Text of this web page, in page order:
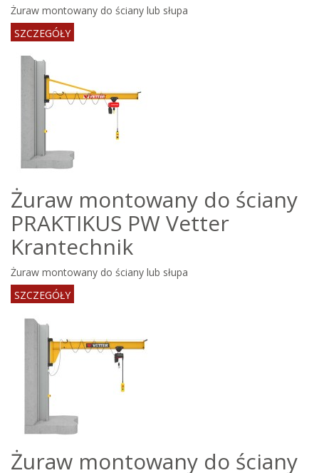
Żuraw montowany do ściany lub słupa
SZCZEGÓŁY
Żuraw montowany do ściany
PRAKTIKUS PW Vetter
Krantechnik
Żuraw montowany do ściany lub słupa
SZCZEGÓŁY
Żuraw montowany do ściany